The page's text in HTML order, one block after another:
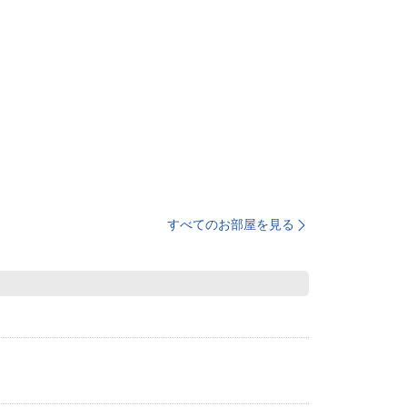
すべてのお部屋を見る